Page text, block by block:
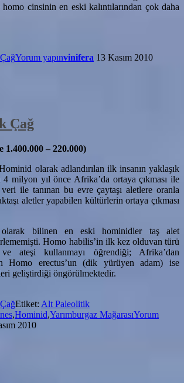
cinsinin en eski kalıntılarından çok daha
Yorum yapınvinifera 13 Kasım 2010
Çağ
1.400.000 – 220.000)
olarak adlandırılan ilk insanın yaklaşık
milyon yıl önce Afrika’da ortaya çıkması ile
ile tanınan bu evre çaytaşı aletlere oranla
aletler yapabilen kültürlerin ortaya çıkması
olarak bilinen en eski hominidler taş alet
Homo habilis’in ilk kez olduvan türü
ateşi kullanmayı öğrendiği; Afrika’dan
Homo erectus’un (dik yürüyen adam) ise
geliştirdiği öngörülmektedir.
Etiket: Alt Paleolitik
,Hominid,Yarımburgaz MağarasıYorum
2010